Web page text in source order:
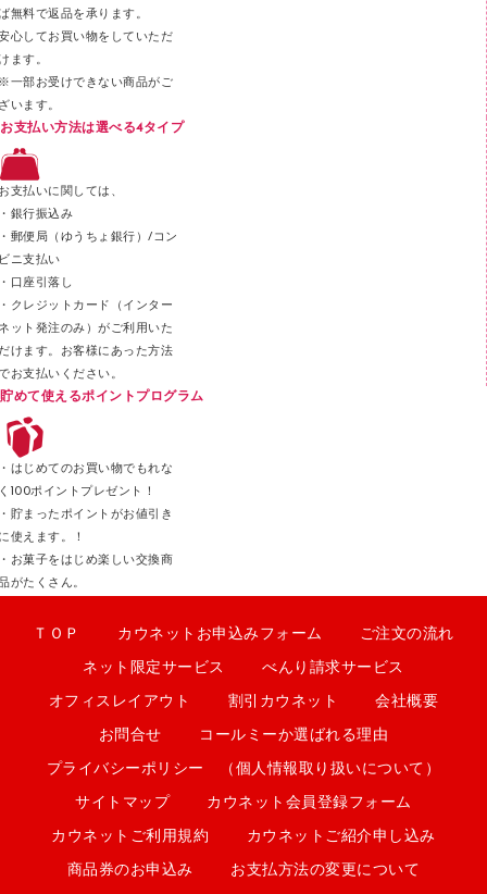
テープカッター
その他文具
セロハンテープ
スティックのり
クリップ
カッター
無料で返品を承ります。
心してお買い物をしていただ
ます。
一部お受けできない商品がご
います。
お支払い方法は選べる4タイプ
支払いに関しては、
銀行振込み
郵便局（ゆうちょ銀行）/コン
ニ支払い
口座引落し
クレジットカード（インター
ット発注のみ）がご利用いた
けます。お客様にあった方法
お支払いください。
貯めて使えるポイントプログラム
はじめてのお買い物でもれな
100ポイントプレゼント！
貯まったポイントがお値引き
使えます。！
お菓子をはじめ楽しい交換商
がたくさん。
ＴＯＰ カウネットお申込みフォーム ご注文の流れ
ネット限定サービス べんり請求サービス
オフィスレイアウト 割引カウネット 会社概要
お問合せ コールミーか選ばれる理由
プライバシーポリシー （個人情報取り扱いについて）
サイトマップ カウネット会員登録フォーム
カウネットご利用規約 カウネットご紹介申し込み
商品券のお申込み お支払方法の変更について